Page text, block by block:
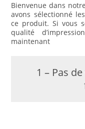
Bienvenue dans
avons sélectionné
ce produit. Si vous
qualité
maintenant
1 – Pas